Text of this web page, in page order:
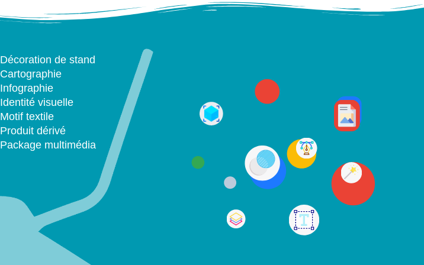
Décoration de stand
Cartographie
Infographie
Identité visuelle
Motif textile
Produit dérivé
Package multimédia